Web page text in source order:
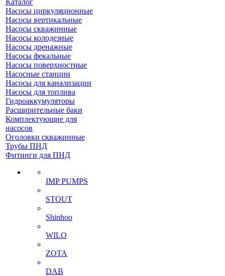
Каталог
Насосы циркуляционные
Насосы вертикальные
Насосы скважинные
Насосы колодезные
Насосы дренажные
Насосы фекальные
Насосы поверхностные
Насосные станции
Насосы для канализации
Насосы для топлива
Гидроаккумуляторы
Расширительные баки
Комплектующие для
насосов
Оголовки скважинные
Трубы ПНД
Фитинги для ПНД
IMP PUMPS
STOUT
Shinhoo
WILO
ZOTA
DAB